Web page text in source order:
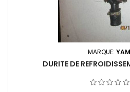
MARQUE:
DURITE DE